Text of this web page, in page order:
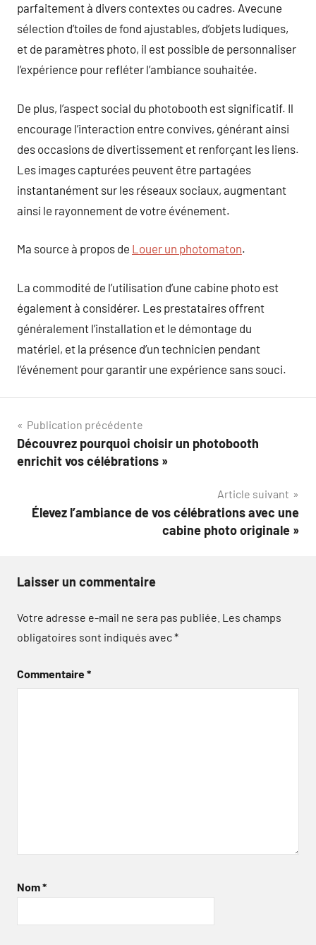
parfaitement à divers contextes ou cadres. Avecune
sélection d’toiles de fond ajustables, d’objets ludiques,
et de paramètres photo, il est possible de personnaliser
l’expérience pour refléter l’ambiance souhaitée.
De plus, l’aspect social du photobooth est significatif. Il
encourage l’interaction entre convives, générant ainsi
des occasions de divertissement et renforçant les liens.
Les images capturées peuvent être partagées
instantanément sur les réseaux sociaux, augmentant
ainsi le rayonnement de votre événement.
Ma source à propos de Louer un photomaton.
La commodité de l’utilisation d’une cabine photo est
également à considérer. Les prestataires offrent
généralement l’installation et le démontage du
matériel, et la présence d’un technicien pendant
l’événement pour garantir une expérience sans souci.
Navigation
de
Publication précédente
Découvrez pourquoi choisir un photobooth
enrichit vos célébrations »
Article suivant
Élevez l’ambiance de vos célébrations avec une
cabine photo originale »
Laisser un commentaire
Votre adresse e-mail ne sera pas publiée. Les champs
obligatoires sont indiqués avec*
Commentaire*
Nom*